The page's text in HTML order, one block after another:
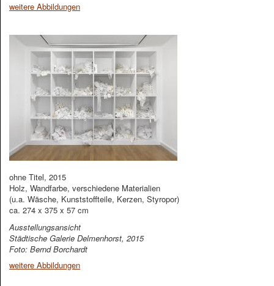
weitere Abbildungen
ohne Titel, 2015
Holz, Wandfarbe, verschiedene Materialien
(u.a. Wäsche, Kunststoffteile, Kerzen, Styropor)
ca. 274 x 375 x 57 cm
Ausstellungsansicht
Städtische Galerie Delmenhorst, 2015
Foto: Bernd Borchardt
weitere Abbildungen